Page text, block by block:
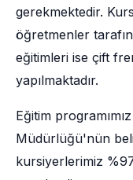
gerekmektedir.
öğretmenler
eğitimleri ise çift
yapılmaktadır.
Eğitim
Müdürlüğü'nün
kursiyerlerimiz